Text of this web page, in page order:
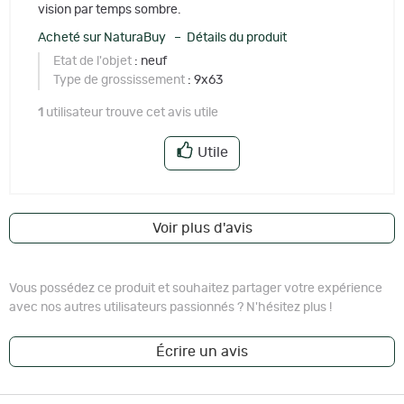
vision par temps sombre.
Acheté sur NaturaBuy – Détails du produit
Etat de l'objet : neuf
Type de grossissement : 9x63
1 utilisateur trouve cet avis utile
Utile
Voir plus d'avis
Vous possédez ce produit et souhaitez partager votre expérience
avec nos autres utilisateurs passionnés ? N'hésitez plus !
Écrire un avis